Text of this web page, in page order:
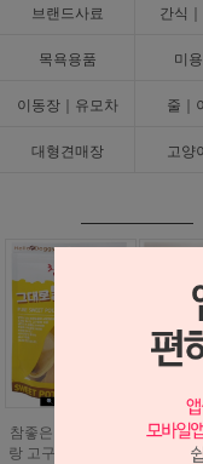
브랜드사료 간식
목욕용품 미
이동장｜유모차 줄｜
대형견매장 고양
참좋은간식 말랑말
랑 고구마 250g (넙
베